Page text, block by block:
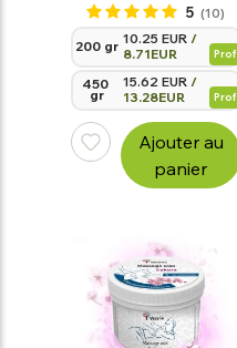
5 (10)
200 gr 10.25 EUR /
8.71EUR
Prof
450
gr
15.62 EUR /
13.28EUR
Prof
Ajouter au
panier